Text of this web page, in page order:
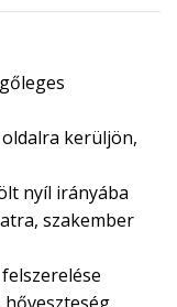
kerüljön,
nyíl irányába
szakember